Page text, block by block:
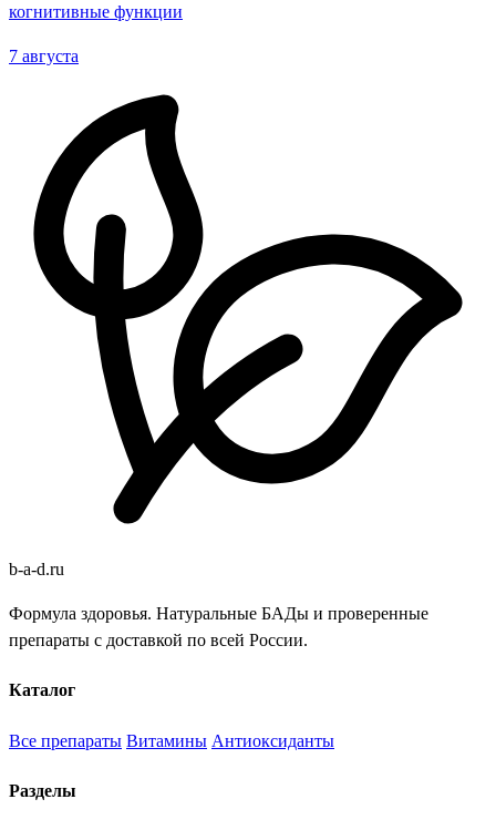
когнитивные функции
7 августа
b-a-d.ru
Формула здоровья. Натуральные БАДы и проверенные
препараты с доставкой по всей России.
Каталог
Все препараты Витамины Антиоксиданты
Разделы